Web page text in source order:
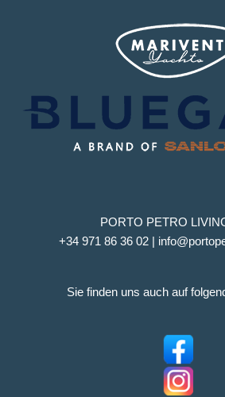
PORTO PETRO
+34 971 86 36 02 |
Sie finden uns auch auf